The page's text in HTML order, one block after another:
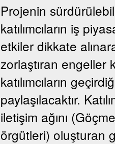
Projenin
katılımcıların iş
etkiler dikkate
zorlaştıran engeller
katılımcıların
paylaşılacaktır.
iletişim ağını
örgütleri) oluşturan